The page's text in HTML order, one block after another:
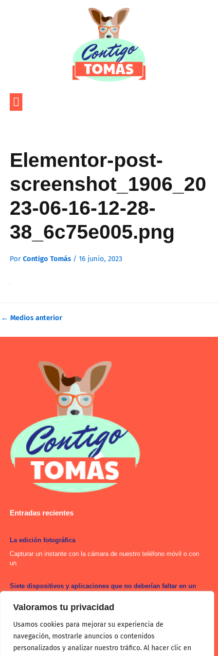
Valoramos tu privacidad
Usamos cookies para mejorar su experiencia de
navegación, mostrarle anuncios o contenidos
personalizados y analizar nuestro tráfico. Al hacer clic en
Elementor-post-
screenshot_1906_20
23-06-16-12-28-
38_6c75e005.png
Por Contigo Tomás / 16 junio, 2023
← Medios anterior
Entradas recientes
La edición fotográfica
Capturar un instante con la cámara de nuestro teléfono móvil o con
un
Siete dispositivos y aplicaciones que no deberían faltar en un
La digitalización en los negocios de hostería es una realidad en
Categorias Redes Sociales